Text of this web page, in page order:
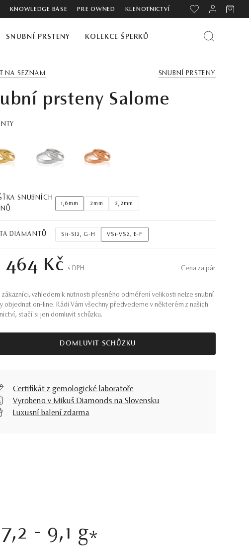
KNOWLEDGE BASE PRE OWNED KLENOTNICTVÍ
SNUBNÍ PRSTENY KOLEKCE ŠPERKŮ
NA SEZNAM SNUBNÍ PRSTENY
prsteny Salome
SNUBNÍCH
1,6mm 2mm 2,2mm
DIAMANTŮ Si1-SI2, G-H VS1-VS2, E-F
464 Kč S DPH Cena za pár
zákazníci, vzhledem k nutnosti přesného odměření velikosti nelze snubní
objednat on-line. Rádi Vám všechny předvedeme v některém z našich
stačí si jen domluvit schůzku.
DOMLUVIT SCHŮZKU
Certifikát z gemologické laboratoře
Vyrobeno v Mikuš Diamonds na Slovensku
Luxusní balení zdarma
7,2 - 9,1 g*